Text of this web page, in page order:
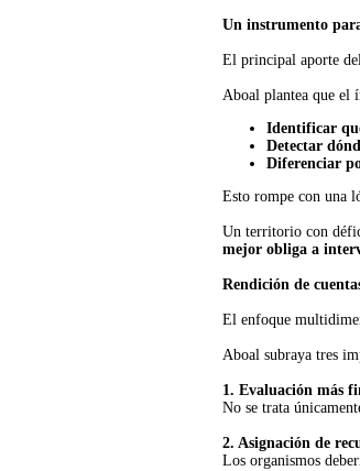
Un instrumento
El principal aporte
Aboal plantea que el
Identificar
Detectar
Diferenciar
Esto rompe con una
Un territorio con
mejor obliga a
Rendición de
El enfoque
Aboal subraya tres
1. Evaluación más
No se trata
2. Asignación de
Los organismos